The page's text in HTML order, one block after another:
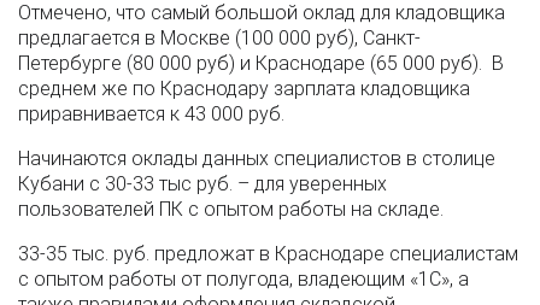
Отмечено, что самый большой оклад для кладовщика
предлагается в Москве (100 000 руб), Санкт-
Петербурге (80 000 руб) и Краснодаре (65 000 руб). В
среднем же по Краснодару зарплата кладовщика
приравнивается к 43 000 руб.
Начинаются оклады данных специалистов в столице
Кубани с 30-33 тыс руб. – для уверенных
пользователей ПК с опытом работы на складе.
33-35 тыс. руб. предложат в Краснодаре специалистам
с опытом работы от полугода, владеющим «1С», а